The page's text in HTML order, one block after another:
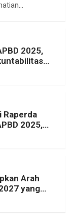
2025,
Raperda
2025,
Arah
yang